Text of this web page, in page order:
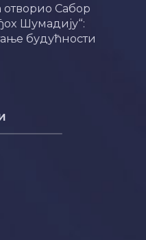
Сабор
Шумадију“:
будућности